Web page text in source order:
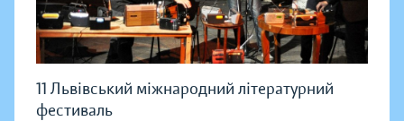
11 Львівський міжнародний літературний
фестиваль